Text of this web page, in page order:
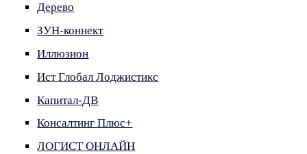
Дерево
ЗУН-коннект
Иллюзион
Ист Глобал Лоджистикс
Капитал-ДВ
Консалтинг Плюс+
ЛОГИСТ ОНЛАЙН